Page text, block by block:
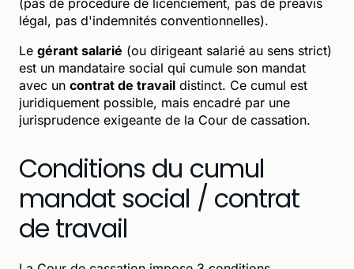
légal, pas d'indemnités conventionnelles).
Le gérant salarié (ou dirigeant salarié au sens strict)
est un mandataire social qui cumule son mandat
avec un contrat de travail distinct. Ce cumul est
juridiquement possible, mais encadré par une
jurisprudence exigeante de la Cour de cassation.
Conditions du cumul
mandat social / contrat
de travail